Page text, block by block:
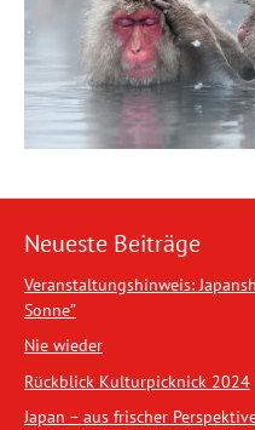
Neueste Beiträge
Veranstaltungshinweis:
Sonne”
Nie wieder
Rückblick Kulturpicknick 2024
Japan – aus frischer